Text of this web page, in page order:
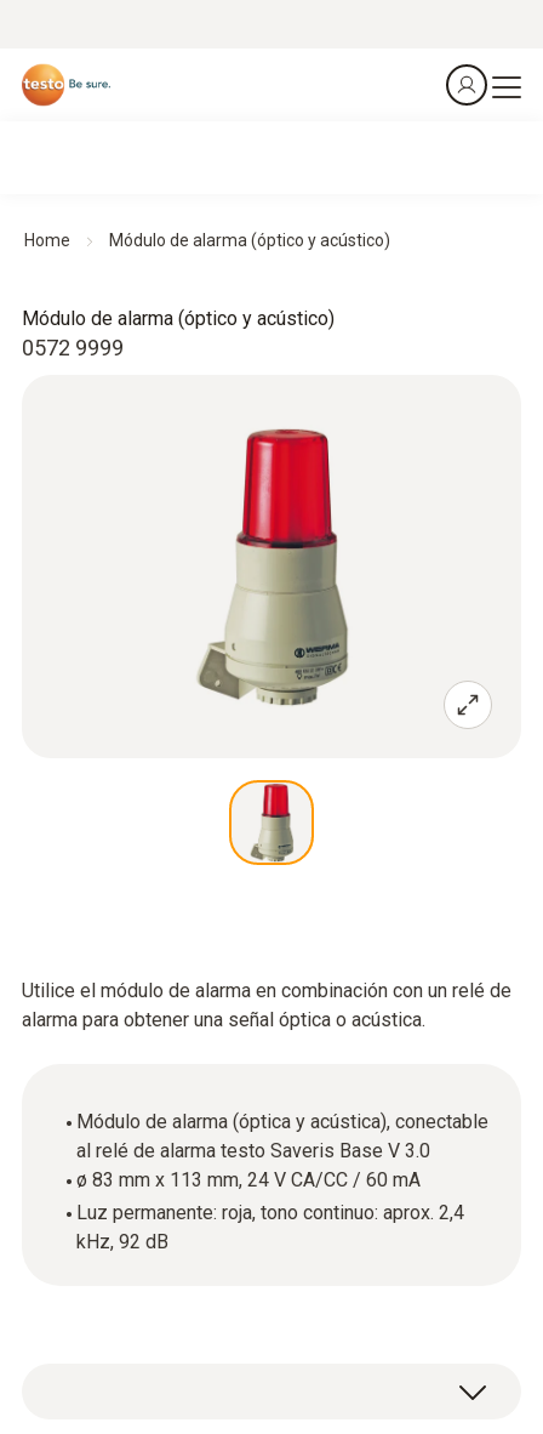
Home Módulo de alarma (óptico y acústico)
0572 9999
Módulo de alarma (óptico y acústico)
Utilice el módulo de alarma en combinación con un relé de
alarma para obtener una señal óptica o acústica.
Módulo de alarma (óptica y acústica), conectable
al relé de alarma testo Saveris Base V 3.0
ø 83 mm x 113 mm, 24 V CA/CC / 60 mA
Luz permanente: roja, tono continuo: aprox. 2,4
kHz, 92 dB